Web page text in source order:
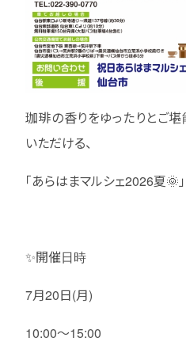
珈琲の香りをゆったりとご
いただける、
「あらはまマルシェ2026夏🌞
✨開催日時
7月20日(月)
10:00〜15:00